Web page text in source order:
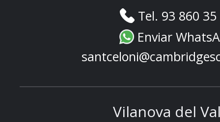
Tel. 93 860
Enviar
Vilanova del